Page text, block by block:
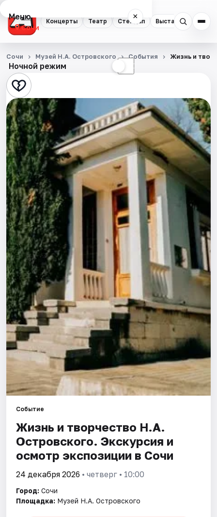
Концерты Театр Стендап Выставки
Меню ×
Сочи
Концерты
Театр
Стендап
Выставки
Квесты
Экскурсии
Спорт
События
Города
Площадки
Артисты
Рейтинги
Ночной режим ☾
Сочи Музей Н.А. Островского События Жизнь и
Событие
Жизнь и творчество Н.А.
Островского. Экскурсия и
осмотр экспозиции в Сочи
24 декабря 2026 • четверг • 10:00
Город: Сочи
Площадка: Музей Н.А. Островского